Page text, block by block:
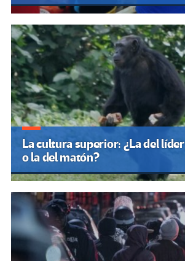
La cultura superior: ¿La del líder
o la del matón?